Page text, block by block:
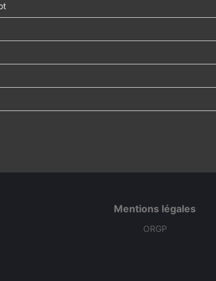
Mentions légales
ORGP